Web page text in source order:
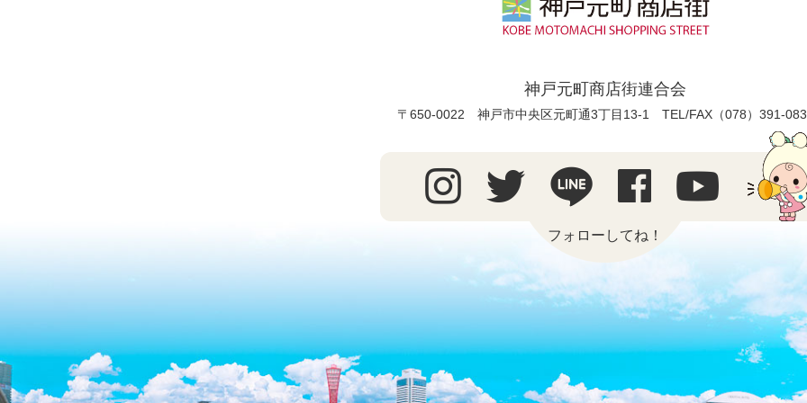
神戸元町商店街連合会
〒650-0022 神戸市中央区元町通3丁目13-1 TEL/FAX（078）391-
フォローしてね！